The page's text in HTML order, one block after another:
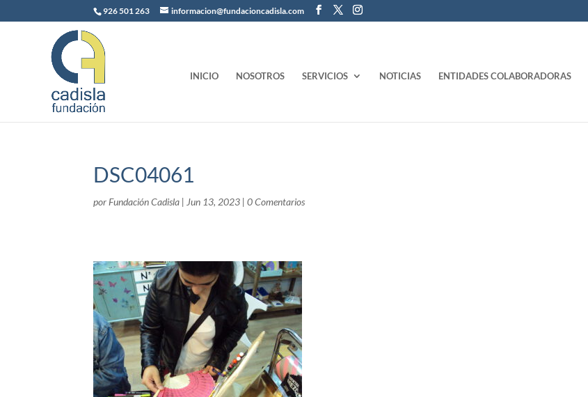
926 501 263 informacion@fundacioncadisla.com
INICIO NOSOTROS SERVICIOS NOTICIAS ENTIDADES COLABORADORAS
DSC04061
por Fundación Cadisla | Jun 13, 2023 |0 Comentarios